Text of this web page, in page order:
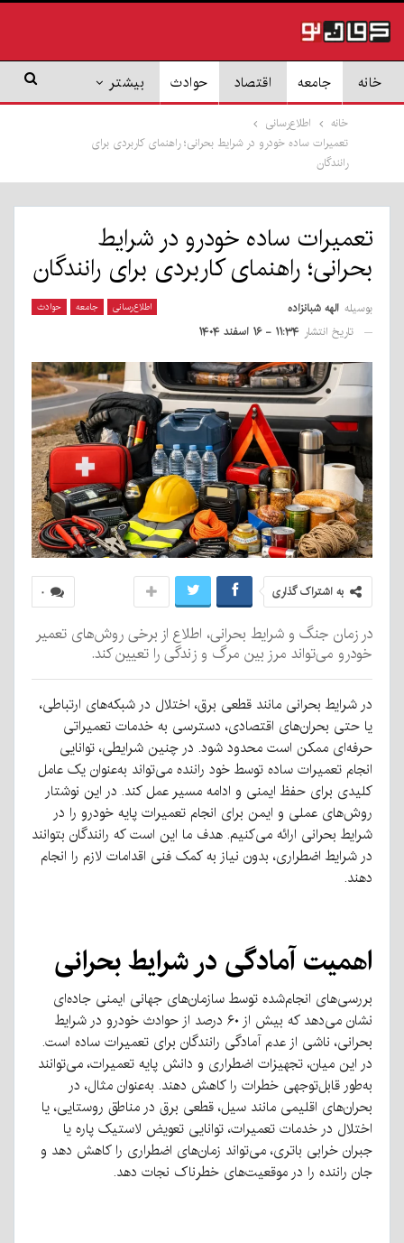
خانه جامعه اقتصاد حوادث بیشتر
خانه
اطلاع‌رسانی
تعمیرات ساده خودرو در شرایط بحرانی؛ راهنمای کاربردی برای
رانندگان
تعمیرات ساده خودرو در شرایط
بحرانی؛ راهنمای کاربردی برای رانندگان
اطلاع‌رسانی جامعه حوادث بوسیله الهه شبانزاده
تاریخ انتشار ۱۱:۳۴ - ۱۶ اسفند ۱۴۰۴
۰ به اشتراک گذاری
در زمان جنگ و شرایط بحرانی، اطلاع از برخی روش‌های تعمیر
خودرو می‌تواند مرز بین مرگ و زندگی را تعیین کند.
در شرایط بحرانی مانند قطعی برق، اختلال در شبکه‌های ارتباطی،
یا حتی بحران‌های اقتصادی، دسترسی به خدمات تعمیراتی
حرفه‌ای ممکن است محدود شود. در چنین شرایطی، توانایی
انجام تعمیرات ساده توسط خود راننده می‌تواند به‌عنوان یک عامل
کلیدی برای حفظ ایمنی و ادامه مسیر عمل کند. در این نوشتار
روش‌های عملی و ایمن برای انجام تعمیرات پایه خودرو را در
شرایط بحرانی ارائه می‌کنیم. هدف ما این است که رانندگان بتوانند
در شرایط اضطراری، بدون نیاز به کمک فنی اقدامات لازم را انجام
دهند.
اهمیت آمادگی در شرایط بحرانی
بررسی‌های انجام‌شده توسط سازمان‌های جهانی ایمنی جاده‌ای
نشان می‌دهد که بیش از ۶۰ درصد از حوادث خودرو در شرایط
بحرانی، ناشی از عدم آمادگی رانندگان برای تعمیرات ساده است.
در این میان، تجهیزات اضطراری و دانش پایه تعمیرات، می‌توانند
به‌طور قابل‌توجهی خطرات را کاهش دهند. به‌عنوان مثال، در
بحران‌های اقلیمی مانند سیل، قطعی برق در مناطق روستایی، یا
اختلال در خدمات تعمیرات، توانایی تعویض لاستیک پاره یا
جبران خرابی باتری، می‌تواند زمان‌های اضطراری را کاهش دهد و
جان راننده را در موقعیت‌های خطرناک نجات دهد.